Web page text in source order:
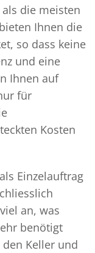
die meisten
Ihnen die
so dass keine
und eine
Ihnen auf
für
Kosten
Einzelauftrag
an, was
benötigt
Keller und